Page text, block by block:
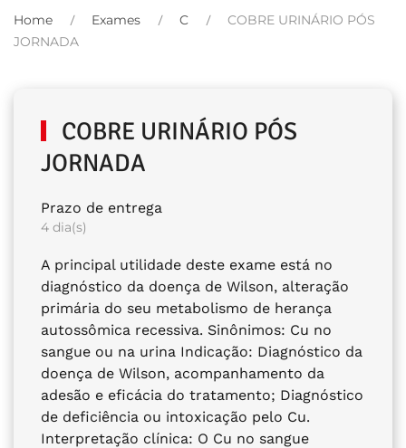
Home Exames C
COBRE URINÁRIO PÓS
JORNADA
COBRE URINÁRIO PÓS
JORNADA
Prazo de entrega
4 dia(s)
A principal utilidade deste exame está no
diagnóstico da doença de Wilson, alteração
primária do seu metabolismo de herança
autossômica recessiva. Sinônimos: Cu no
sangue ou na urina Indicação: Diagnóstico da
doença de Wilson, acompanhamento da
adesão e eficácia do tratamento; Diagnóstico
de deficiência ou intoxicação pelo Cu.
Interpretação clínica: O Cu no sangue